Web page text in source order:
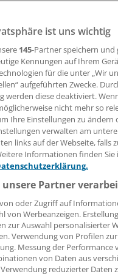
Belastung hin oder
Op auch nicht von
Wortmann
14:23 Uhr
Die Kosten
"außergewöhnliche
Psychotherapie
in Neustadt an der
ausdrücklich an
ist uns wichtig
145-Partner speichern und
Kennungen auf Ihrem
für die unter „Wir
aufgeführten Zwecke.
werden diese deaktiviert.
nicht mehr so
Ihre Einstellungen zu ändern
verwalten am
links auf der Webseite, falls
Informationen finden
Partner
oder Zugriff auf
von Werbeanzeigen.
zur Auswahl personalisierter
Verwendung von Profilen
Messung der
von Daten aus
reduzierter Daten